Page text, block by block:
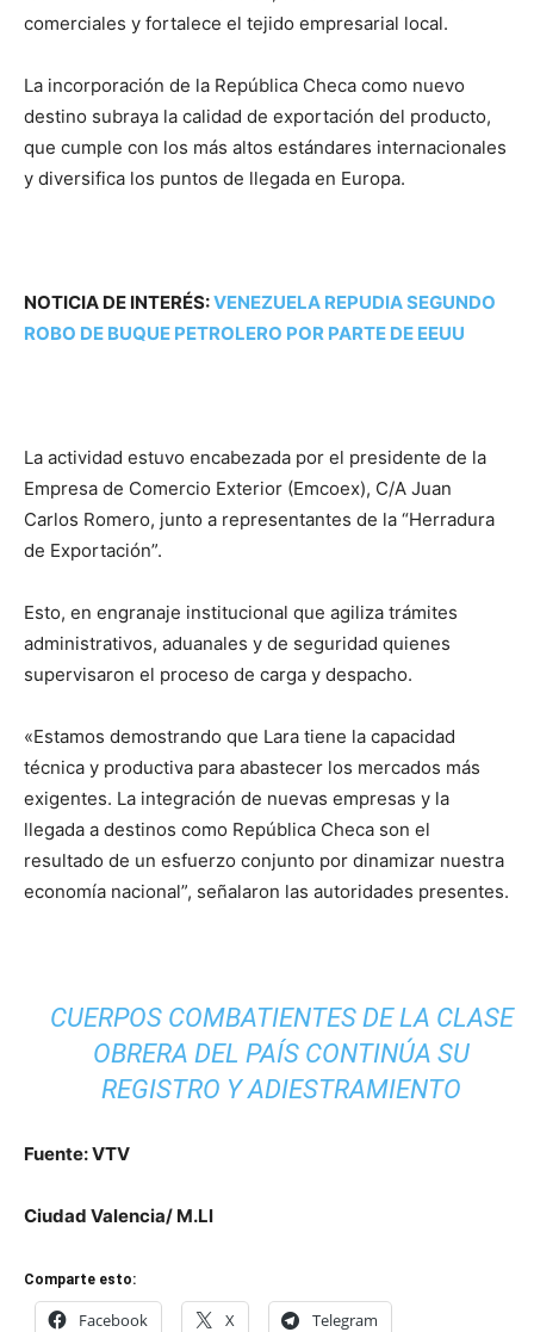
comerciales y fortalece el tejido empresarial local.
La incorporación de la República Checa como nuevo
destino subraya la calidad de exportación del producto,
que cumple con los más altos estándares internacionales
y diversifica los puntos de llegada en Europa.
NOTICIA DE INTERÉS:VENEZUELA REPUDIA SEGUNDO
ROBO DE BUQUE PETROLERO POR PARTE DE EEUU
La actividad estuvo encabezada por el presidente de la
Empresa de Comercio Exterior (Emcoex), C/A Juan
Carlos Romero, junto a representantes de la “Herradura
de Exportación”.
Esto, en engranaje institucional que agiliza trámites
administrativos, aduanales y de seguridad quienes
supervisaron el proceso de carga y despacho.
«Estamos demostrando que Lara tiene la capacidad
técnica y productiva para abastecer los mercados más
exigentes. La integración de nuevas empresas y la
llegada a destinos como República Checa son el
resultado de un esfuerzo conjunto por dinamizar nuestra
economía nacional”, señalaron las autoridades presentes.
CUERPOS COMBATIENTES DE LA CLASE
OBRERA DEL PAÍS CONTINÚA SU
REGISTRO Y ADIESTRAMIENTO
Fuente: VTV
Ciudad Valencia/ M.Ll
Comparte esto:
Facebook X Telegram